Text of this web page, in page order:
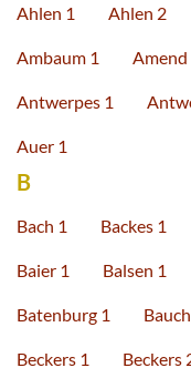
Ahlen 1 Ahlen 2
Ambaum 1 Amend
Antwerpes 1
Auer 1
B
Bach 1 Backes 1
Baier 1 Balsen 1
Batenburg 1
Beckers 1 Beckers